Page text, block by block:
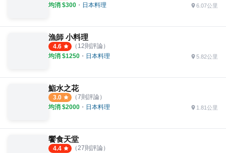
均消 $300 ・ 日本料理 6.07公里
漁師 小料理
4.6 （ 12則評論）
均消 $1250 ・ 日本料理 5.82公里
鮨水之花
3.0 （7則評論）
均消 $2000 ・ 日本料理 1.81公里
饗食天堂
4.4 （27則評論）